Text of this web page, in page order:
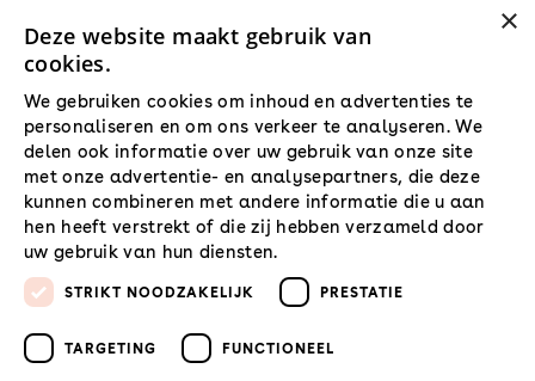
steunpunt@sam-limburg.nl
0475-399281
×
Deze website maakt gebruik van
cookies.
We gebruiken cookies om inhoud en advertenties te
personaliseren en om ons verkeer te analyseren. We
delen ook informatie over uw gebruik van onze site
met onze advertentie- en analysepartners, die deze
kunnen combineren met andere informatie die u aan
hen heeft verstrekt of die zij hebben verzameld door
uw gebruik van hun diensten.
STRIKT NOODZAKELIJK PRESTATIE
TARGETING FUNCTIONEEL